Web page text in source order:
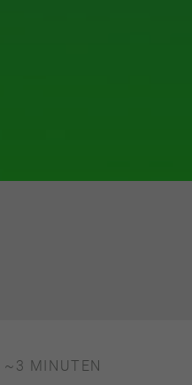
~3 MINUTEN